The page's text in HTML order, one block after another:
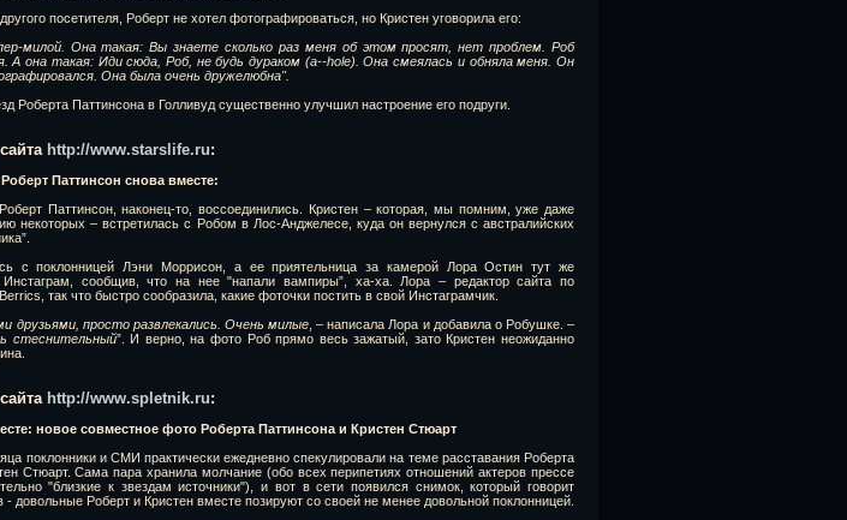
посетителя, Роберт не хотел фотографироваться, но Кристен уговорила его:
милой. Она такая: Вы знаете сколько раз меня об этом просят, нет проблем. Роб
А она такая: Иди сюда, Роб, не будь дураком (a--hole). Она смеялась и обняла меня. Он
Она была очень дружелюбна".
Роберта Паттинсона в Голливуд существенно улучшил настроение его подруги.
http://www.starslife.ru:
Паттинсон снова вместе:
Паттинсон, наконец-то, воссоединились. Кристен – которая, мы помним, уже даже
некоторых – встретилась с Робом в Лос-Анджелесе, куда он вернулся с австралийских
с поклонницей Лэни Моррисон, а ее приятельница за камерой Лора Остин тут же
сообщив, что на нее "напали вампиры”, ха-ха. Лора – редактор сайта по
так что быстро сообразила, какие фоточки постить в свой Инстаграмчик.
друзьями, просто развлекались. Очень милые , – написала Лора и добавила о Робушке. –
стеснительный”. И верно, на фото Роб прямо весь зажатый, зато Кристен неожиданно
http://www.spletnik.ru:
новое совместное фото Роберта Паттинсона и Кристен Стюарт
поклонники и СМИ практически ежедневно спекулировали на теме расставания Роберта
Стюарт. Сама пара хранила молчание (обо всех перипетиях отношений актеров прессе
"близкие к звездам источники"), и вот в сети появился снимок, который говорит
довольные Роберт и Кристен вместе позируют со своей не менее довольной поклонницей.